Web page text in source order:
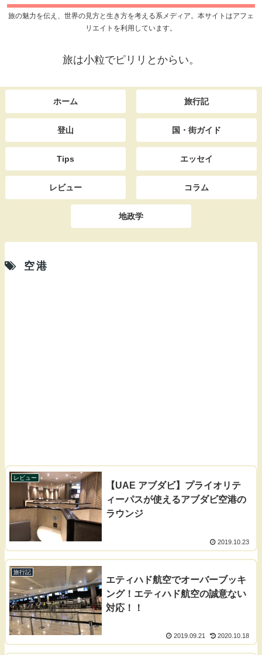
旅の魅力を伝え、世界の見方と生き方を考える系メディア。本サイトはアフェ
リエイトを利用しています。
旅は小粒でピリリとからい。
ホーム 旅行記
登山 国・街ガイド
Tips エッセイ
レビュー コラム
地政学
空港
レビュー
【UAE アブダビ】プライオリテ
ィーパスが使えるアブダビ空港の
ラウンジ
2019.10.23
旅行記
エティハド航空でオーバーブッキ
ング！エティハド航空の誠意ない
対応！！
2019.09.21 2020.10.18